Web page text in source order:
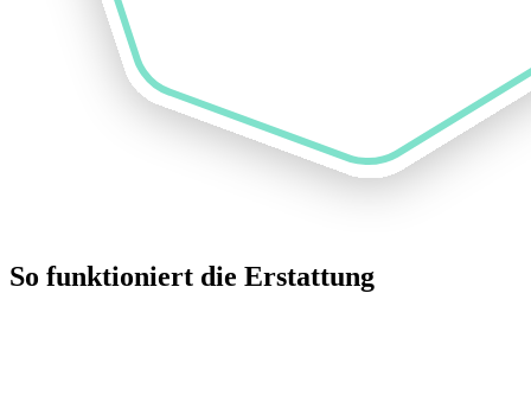
So funktioniert die Erstattung